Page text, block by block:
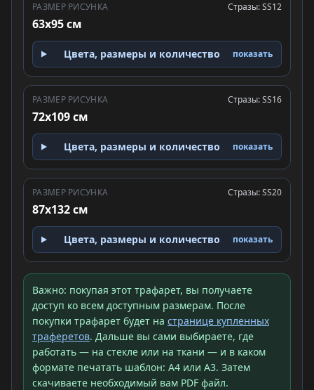
РАЗМЕР РИСУНКА
63x95 см
Стразы: SS12
Цвета, размеры и количество показать
РАЗМЕР РИСУНКА
72x109 см
Стразы: SS16
Цвета, размеры и количество показать
РАЗМЕР РИСУНКА
87x132 см
Стразы: SS20
Цвета, размеры и количество показать
Важно: покупая этот трафарет, вы получаете
доступ ко всем доступным размерам. После
покупки трафарет будет на странице купленных
траферетов. Дальше вы сами выбираете, где
работать — на стекле или на ткани — и в каком
формате печатать шаблон: A4 или A3. Затем
скачиваете необходимый вам PDF файл.